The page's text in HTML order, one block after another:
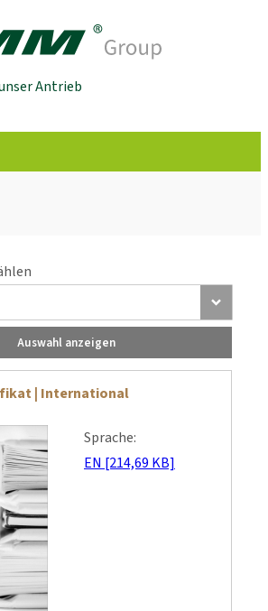
Antrieb
Auswahl anzeigen
| International
Sprache:
EN [214,69 KB]